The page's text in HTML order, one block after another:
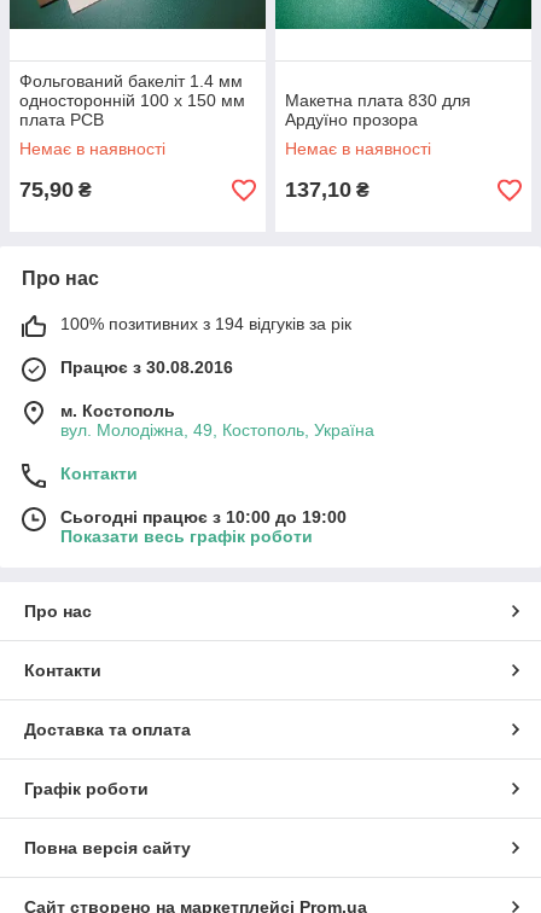
Фольгований бакеліт 1.4 мм
односторонній 100 х 150 мм
плата PCB
Немає в наявності
75,90 ₴
Макетна плата 830 для
Ардуїно прозора
Немає в наявності
137,10 ₴
Про нас
100% позитивних з 194 відгуків за рік
Працює з 30.08.2016
м. Костополь
вул. Молодіжна, 49, Костополь, Україна
Контакти
Сьогодні працює з 10:00 до 19:00
Показати весь графік роботи
Про нас
Контакти
Доставка та оплата
Графік роботи
Повна версія сайту
Сайт створено на маркетплейсі Prom.ua